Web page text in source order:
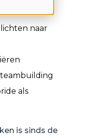
cultuur
naar
als
is sinds de